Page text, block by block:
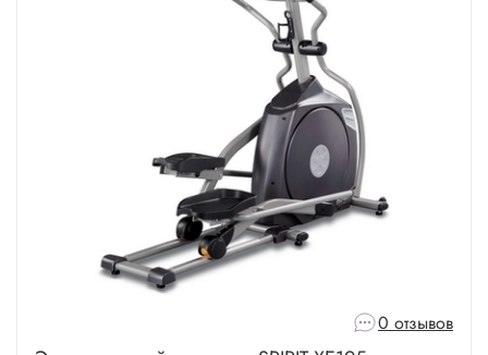
0 отзывов